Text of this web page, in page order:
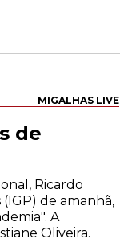
MIGALHAS LIVE
de
Ricardo
de amanhã,
A
Oliveira.